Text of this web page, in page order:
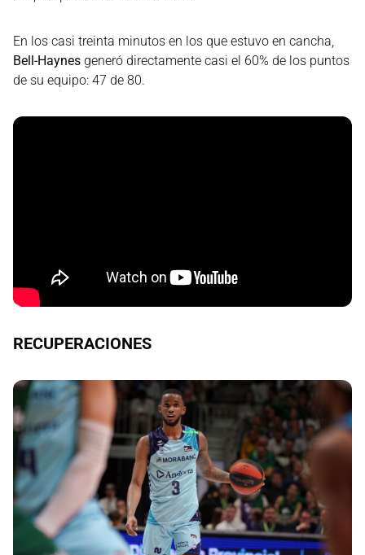
En los casi treinta minutos en los que estuvo en cancha,
Bell-Haynes generó directamente casi el 60% de los puntos
de su equipo: 47 de 80.
RECUPERACIONES